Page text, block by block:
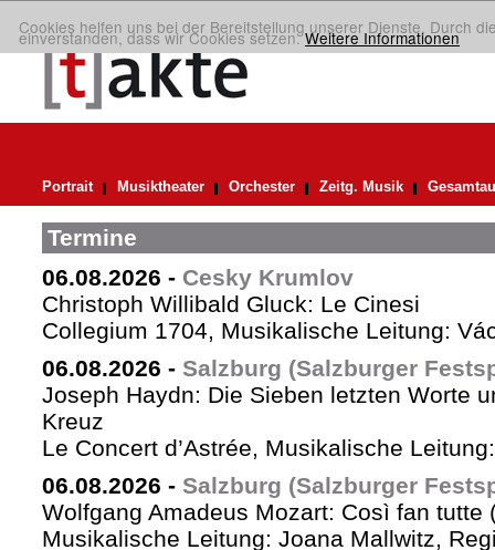
Cookies helfen uns bei der Bereitstellung unserer Dienste. Durch
einverstanden, dass wir Cookies setzen.Weitere Informationen
Portrait Musiktheater Orchester Zeitg. Musik
Termine
06.08.2026 - Cesky Krumlov
Christoph Willibald Gluck: Le Cinesi
Collegium 1704, Musikalische Leitung:
06.08.2026 - Salzburg (Salzburger
Joseph Haydn: Die Sieben letzten Worte
Kreuz
Le Concert d’Astrée, Musikalische
06.08.2026 - Salzburg (Salzburger
Wolfgang Amadeus Mozart: Così fan tutte
Musikalische Leitung: Joana Mallwitz,